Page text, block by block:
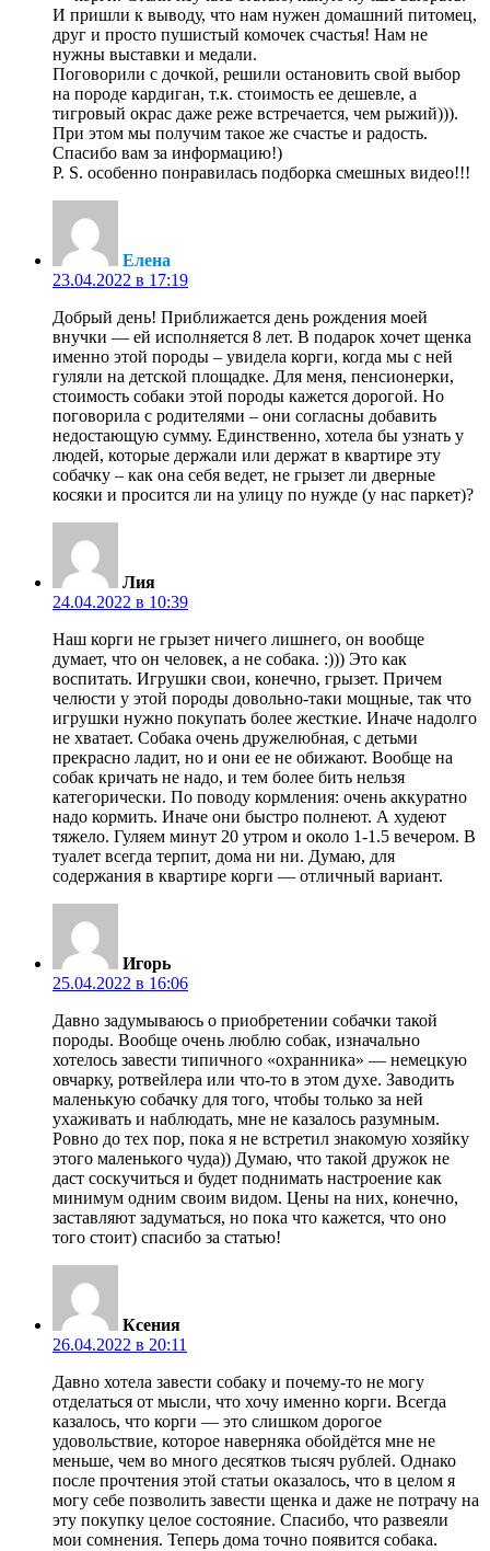
И пришли к выводу, что нам нужен домашний питомец,
друг и просто пушистый комочек счастья! Нам не
нужны выставки и медали.
Поговорили с дочкой, решили остановить свой выбор
на породе кардиган, т.к. стоимость ее дешевле, а
тигровый окрас даже реже встречается, чем рыжий))).
При этом мы получим такое же счастье и радость.
Спасибо вам за информацию!)
P. S. особенно понравилась подборка смешных видео!!!
Елена
23.04.2022 в 17:19
Добрый день! Приближается день рождения моей
внучки — ей исполняется 8 лет. В подарок хочет щенка
именно этой породы – увидела корги, когда мы с ней
гуляли на детской площадке. Для меня, пенсионерки,
стоимость собаки этой породы кажется дорогой. Но
поговорила с родителями – они согласны добавить
недостающую сумму. Единственно, хотела бы узнать у
людей, которые держали или держат в квартире эту
собачку – как она себя ведет, не грызет ли дверные
косяки и просится ли на улицу по нужде (у нас паркет)?
Лия
24.04.2022 в 10:39
Наш корги не грызет ничего лишнего, он вообще
думает, что он человек, а не собака. :))) Это как
воспитать. Игрушки свои, конечно, грызет. Причем
челюсти у этой породы довольно-таки мощные, так что
игрушки нужно покупать более жесткие. Иначе надолго
не хватает. Собака очень дружелюбная, с детьми
прекрасно ладит, но и они ее не обижают. Вообще на
собак кричать не надо, и тем более бить нельзя
категорически. По поводу кормления: очень аккуратно
надо кормить. Иначе они быстро полнеют. А худеют
тяжело. Гуляем минут 20 утром и около 1-1.5 вечером. В
туалет всегда терпит, дома ни ни. Думаю, для
содержания в квартире корги — отличный вариант.
Игорь
25.04.2022 в 16:06
Давно задумываюсь о приобретении собачки такой
породы. Вообще очень люблю собак, изначально
хотелось завести типичного «охранника» — немецкую
овчарку, ротвейлера или что-то в этом духе. Заводить
маленькую собачку для того, чтобы только за ней
ухаживать и наблюдать, мне не казалось разумным.
Ровно до тех пор, пока я не встретил знакомую хозяйку
этого маленького чуда)) Думаю, что такой дружок не
даст соскучиться и будет поднимать настроение как
минимум одним своим видом. Цены на них, конечно,
заставляют задуматься, но пока что кажется, что оно
того стоит) спасибо за статью!
Ксения
26.04.2022 в 20:11
Давно хотела завести собаку и почему-то не могу
отделаться от мысли, что хочу именно корги. Всегда
казалось, что корги — это слишком дорогое
удовольствие, которое наверняка обойдётся мне не
меньше, чем во много десятков тысяч рублей. Однако
после прочтения этой статьи оказалось, что в целом я
могу себе позволить завести щенка и даже не потрачу на
эту покупку целое состояние. Спасибо, что развеяли
мои сомнения. Теперь дома точно появится собака.